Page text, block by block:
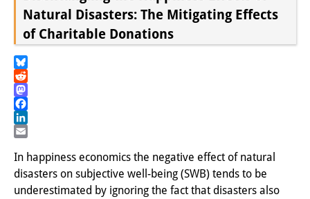
執行部
リサーチ・チーム
客員研究員
奨学生
Natural Disasters: The Mitigating Effects
of Charitable Donations
Bluesky
Reddit
Mastodon
Facebook
LinkedIn
In happiness economics the negative effect of natural
disasters on subjective well-being (SWB) tends to be
underestimated by ignoring the fact that disasters also